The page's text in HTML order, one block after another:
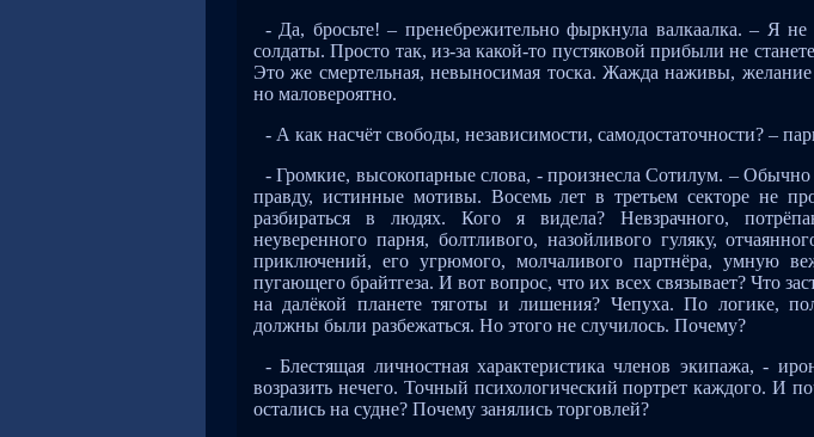
- Да, бросьте! – пренебрежительно фыркнула валкаалка. – Я
солдаты. Просто так, из-за какой-то пустяковой прибыли не
Это же смертельная, невыносимая тоска. Жажда наживы, желание
но маловероятно.
- А как насчёт свободы, независимости, самодостаточности? –
- Громкие, высокопарные слова, - произнесла Сотилум. –
правду, истинные мотивы. Восемь лет в третьем секторе не
разбираться в людях. Кого я видела? Невзрачного,
неуверенного парня, болтливого, назойливого гуляку,
приключений, его угрюмого, молчаливого партнёра, умную
пугающего брайтгеза. И вот вопрос, что их всех связывает? Что
на далёкой планете тяготы и лишения? Чепуха. По логике,
должны были разбежаться. Но этого не случилось. Почему?
- Блестящая личностная характеристика членов экипажа, -
возразить нечего. Точный психологический портрет каждого. И
остались на судне? Почему занялись торговлей?